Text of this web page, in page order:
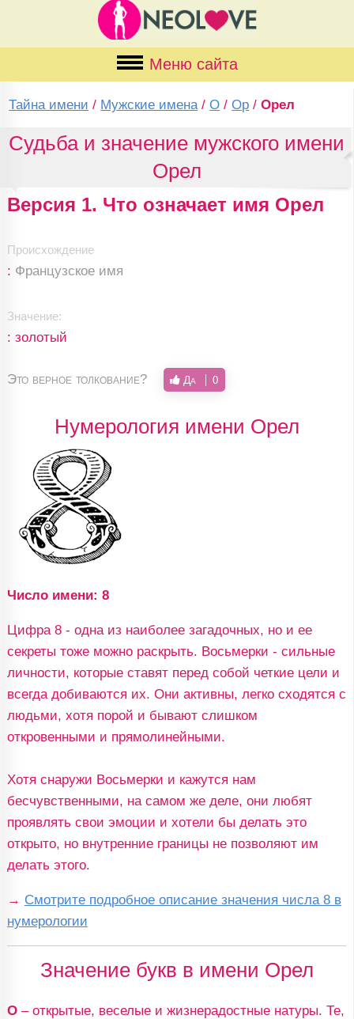
Меню сайта
Тайна имени / Мужские имена /О /Ор /Орел
Судьба и значение мужского имени
Орел
Версия 1. Что означает имя Орел
Происхождение
: Французское имя
Значение:
: золотый
Это верное толкование? Да 0
Нумерология имени Орел
Число имени: 8
Цифра 8 - одна из наиболее загадочных, но и ее
секреты тоже можно раскрыть. Восьмерки - сильные
личности, которые ставят перед собой четкие цели и
всегда добиваются их. Они активны, легко сходятся с
людьми, хотя порой и бывают слишком
откровенными и прямолинейными.
Хотя снаружи Восьмерки и кажутся нам
бесчувственными, на самом же деле, они любят
проявлять свои эмоции и хотели бы делать это
открыто, но внутренние границы не позволяют им
делать этого.
→ Смотрите подробное описание значения числа 8 в
нумерологии
Значение букв в имени Орел
О– открытые, веселые и жизнерадостные натуры. Те,